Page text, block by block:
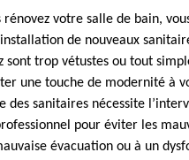
rénovez votre salle de bain,
de nouveaux
sont trop vétustes ou tout
une touche de modernité à
des sanitaires nécessite
pour éviter les
évacuation ou à un